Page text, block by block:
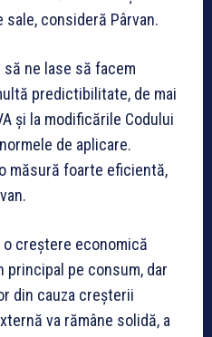
consideră Pârvan.
ne lase să facem
predictibilitate, de mai
şi la modificările Codului
de aplicare.
măsură foarte eficientă,
creştere economică
principal pe consum, dar
din cauza creşterii
va rămâne solidă, a